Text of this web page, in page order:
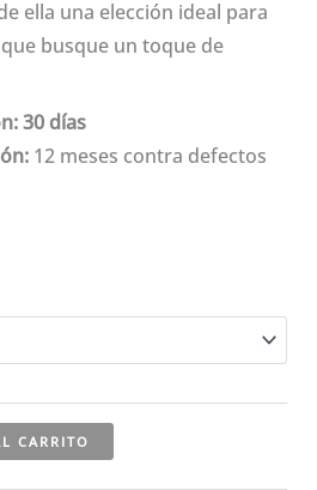
ella una elección ideal para
busque un toque de
30 días
12 meses contra defectos
CARRITO